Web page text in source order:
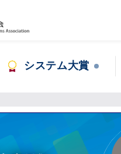
システム大賞